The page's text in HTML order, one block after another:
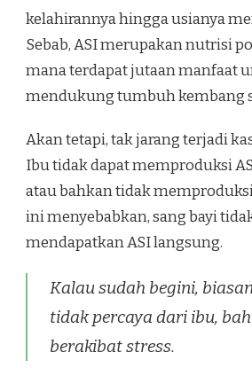
kelahirannya hingga usianya
Sebab, ASI merupakan nutrisi
mana terdapat jutaan manfaat
mendukung tumbuh kembang
Akan tetapi, tak jarang terjadi
Ibu tidak dapat memproduksi
atau bahkan tidak
ini menyebabkan, sang bayi
mendapatkan ASI langsung.
Kalau sudah begini,
tidak percaya dari ibu,
berakibatstress.